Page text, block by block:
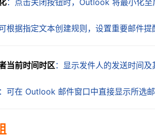
：点击关闭按钮时，Outlook 将最小化至
根据指定文本创建规则，设置重要邮件提
当前时间时区：显示发件人的发送时间
：可在 Outlook 邮件窗口中直接显示所选邮